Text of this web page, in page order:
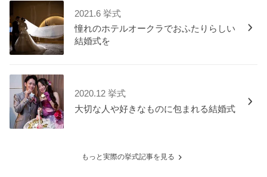
2021.6 挙式
憧れのホテルオークラでおふたりらしい
結婚式を
2020.12 挙式
大切な人や好きなものに包まれる結婚式
もっと実際の挙式記事を見る